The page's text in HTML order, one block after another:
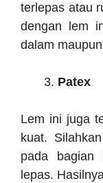
terlepas atau
dengan lem
dalam
Patex
Lem ini juga
kuat.
pada bagian
lepas.